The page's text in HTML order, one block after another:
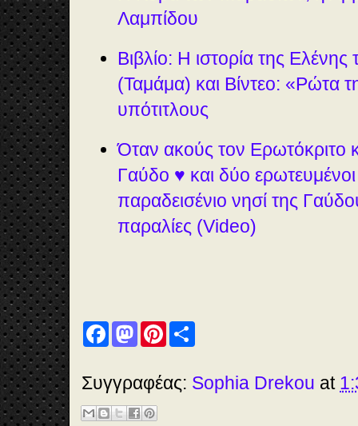
Γε
ρμ
αν
ό
Λαμπίδου
Βιβλίο: Η ιστορία της Ελένης
(Ταμάμα) και Βίντεο: «Ρώτα
υπότιτλους
Όταν ακούς τον Ερωτόκριτο
Γαύδο ♥ και δύο
παραδεισένιο νησί της
παραλίες (Video)
F
a
b
o
o
k
M
a
o
d
o
n
P
e
r
e
Συγγραφέας: Sophia Drekou at